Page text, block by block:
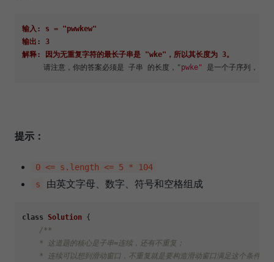
输入: s = "pwwkew"
输出: 3
解释: 因为无重复字符的最长子串是 "wke"，所以其长度为 3。
请注意，你的答案必须是 子串 的长度，
"pwke"
提示：
0 <= s.length <= 5 * 104
s
由英文字母、数字、符号和空格组成
class Solution {
/**
    * 这道题的核心是子串=连续，还有不重复；
* 连续可以想到滑动窗口，不重复就是要构造滑动窗口满足这个条件，